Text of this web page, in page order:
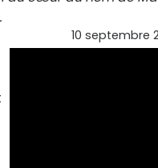
10 septembre